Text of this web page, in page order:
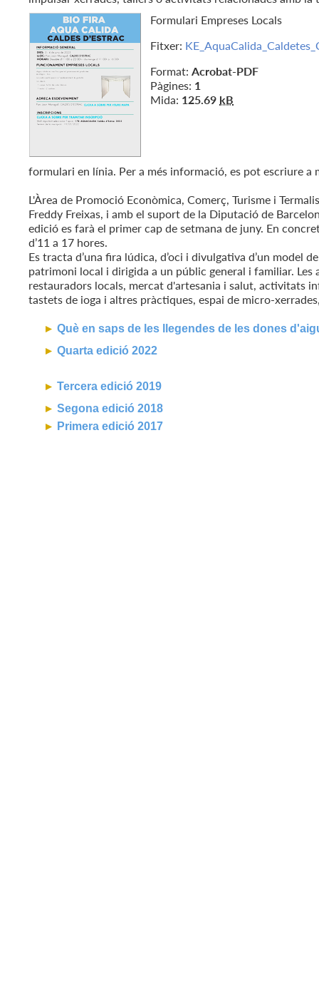
Formulari Empreses Locals
Fitxer:
Format: Acrobat-PDF
Pàgines: 1
Mida: 125.69 kB
formulari en línia. Per a més informació, es pot escriure
L'Àrea de Promoció Econòmica, Comerç, Turisme i
Freddy Freixas, i amb el suport de la Diputació de
edició es farà el primer cap de setmana de juny. En
d’11 a 17 hores.
Es tracta d’una fira lúdica, d’oci i divulgativa d’un
patrimoni local i dirigida a un públic general i familiar.
restauradors locals, mercat d'artesania i salut, activitats
tastets de ioga i altres pràctiques, espai de micro-
Què en saps de les llegendes de les dones
Quarta edició 2022
Tercera edició 2019
Segona edició 2018
Primera edició 2017